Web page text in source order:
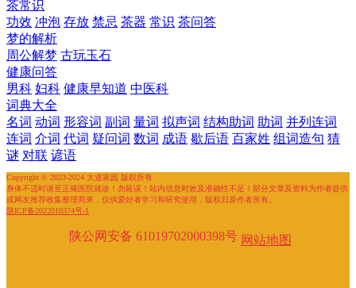
茶常识
功效 冲泡 存放 禁忌 茶器 常识 茶问答
梦的解析
周公解梦 古玩玉石
健康问答
男科 妇科 健康早知道 中医科
词典大全
名词 动词 形容词 副词 量词 拟声词 结构助词 助词 并列连词
连词 介词 代词 疑问词 数词 成语 歇后语 百家姓 组词造句 猜
谜 对联 谚语
Copyright © 2023-2024 大道家园 版权所有
身体不适时请至正规医院就诊！勿延误！站内信息时效及准确性不足！部分文章及资料为作者提供
或网友推荐收集整理而来，仅供爱好者学习和研究使用，版权归原作者所有。
陕ICP备2022010374号-1
陕公网安备 61019702000398号 网站地图